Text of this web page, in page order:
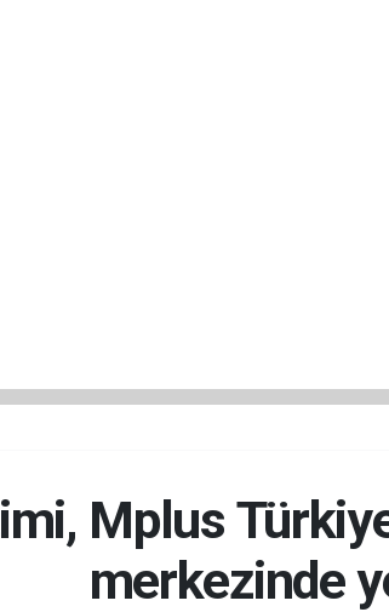
Mplus
merkezinde